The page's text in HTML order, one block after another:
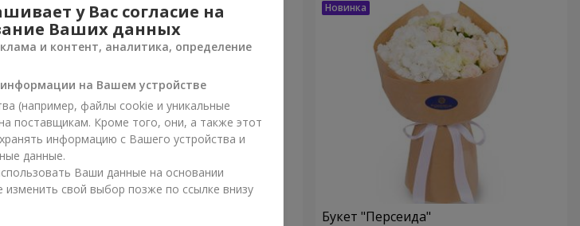
Букет "Персеида"
у Вас согласие на
Ваших данных
и контент, аналитика, определение
на Вашем устройстве
(например, файлы cookie и уникальные
поставщикам. Кроме того, они, а также этот
информацию с Вашего устройства и
данные.
Ваши данные на основании
свой выбор позже по ссылке внизу